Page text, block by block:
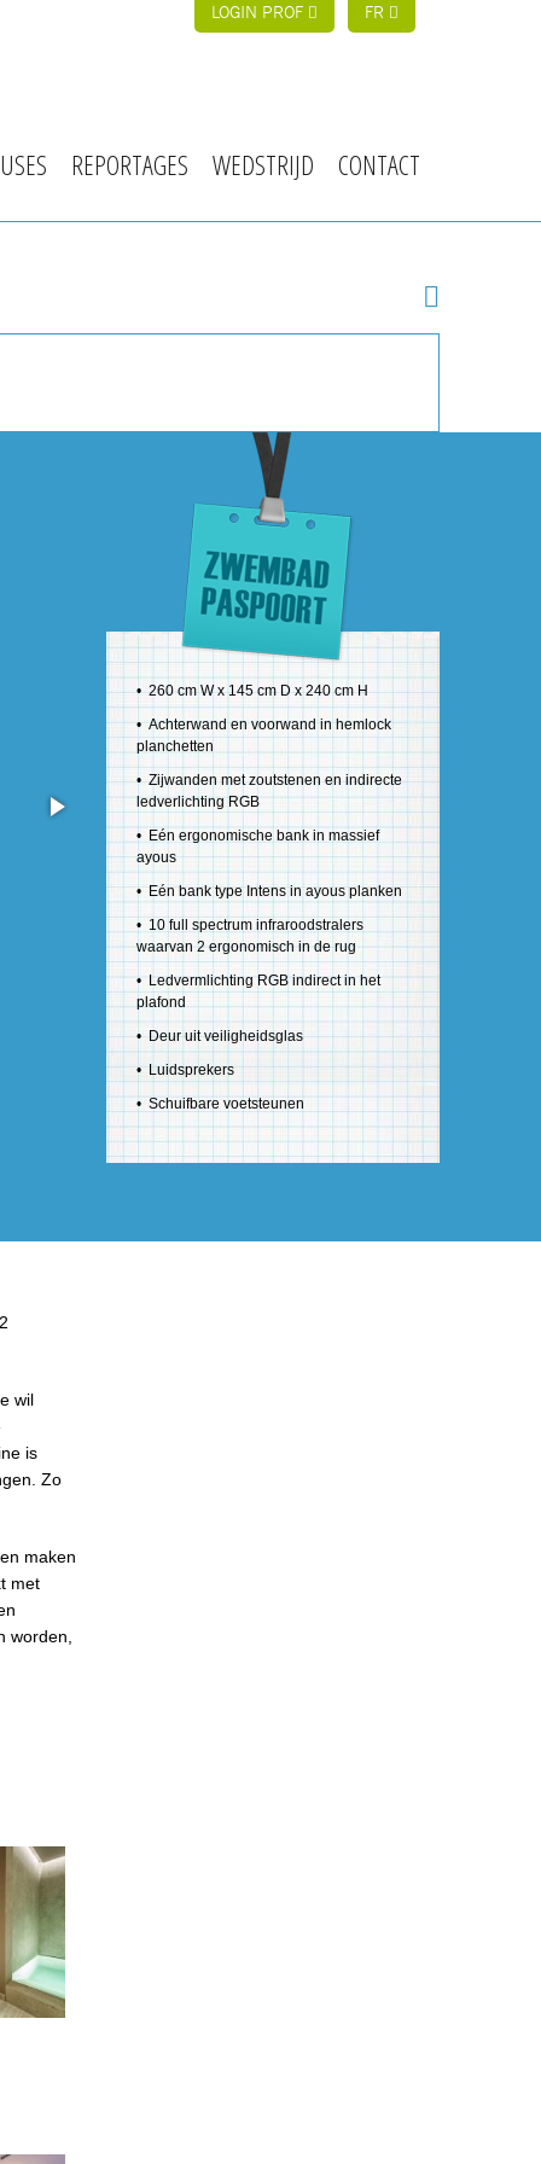
LOGIN PROF FR
REPORTAGES WEDSTRIJD CONTACT
• 260 cm W x 145 cm D x 240 cm H
• Achterwand en voorwand in hemlock
planchetten
• Zijwanden met zoutstenen en indirecte
ledverlichting RGB
• Eén ergonomische bank in massief
ayous
• Eén bank type Intens in ayous planken
• 10 full spectrum infraroodstralers
waarvan 2 ergonomisch in de rug
• Ledvermlichting RGB indirect in het
plafond
• Deur uit veiligheidsglas
• Luidsprekers
• Schuifbare voetsteunen
wil
is
Zo
maken
met
worden,